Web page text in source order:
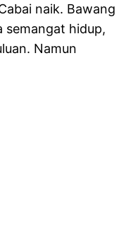
naik. Bawang
semangat hidup,
Namun